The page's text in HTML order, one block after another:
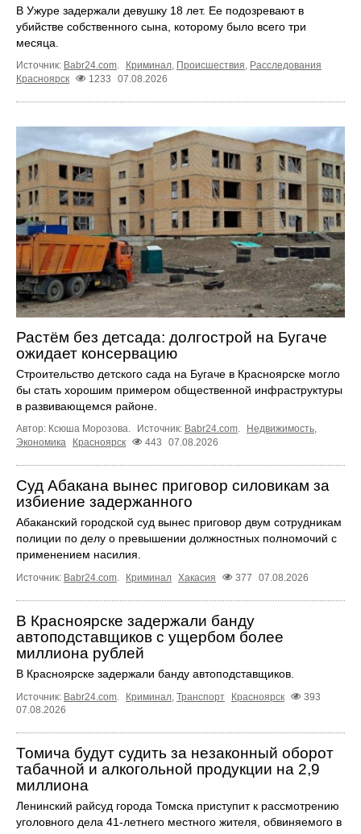
В Ужуре задержали девушку 18 лет. Ее подозревают в
убийстве собственного сына, которому было всего три
месяца.
Источник: Babr24.com. Криминал, Происшествия, Расследования
Красноярск
1233 07.08.2026
Растём без детсада: долгострой на Бугаче
ожидает консервацию
Строительство детского сада на Бугаче в Красноярске могло
бы стать хорошим примером общественной инфраструктуры
в развивающемся районе.
Автор: Ксюша Морозова. Источник: Babr24.com. Недвижимость,
Экономика
Красноярск 443 07.08.2026
Суд Абакана вынес приговор силовикам за
избиение задержанного
Абаканский городской суд вынес приговор двум сотрудникам
полиции по делу о превышении должностных полномочий с
применением насилия.
Источник: Babr24.com. Криминал Хакасия 377 07.08.2026
В Красноярске задержали банду
автоподставщиков с ущербом более
миллиона рублей
В Красноярске задержали банду автоподставщиков.
Источник: Babr24.com. Криминал, Транспорт Красноярск
393
07.08.2026
Томича будут судить за незаконный оборот
табачной и алкогольной продукции на 2,9
миллиона
Ленинский райсуд города Томска приступит к рассмотрению
уголовного дела 41-летнего местного жителя, обвиняемого в